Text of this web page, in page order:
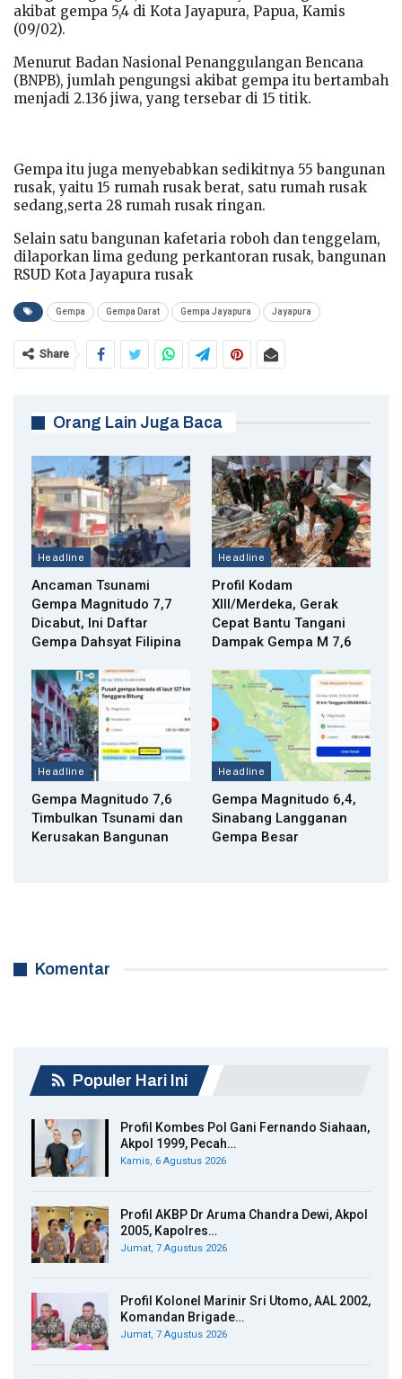
akibat gempa 5,4 di Kota Jayapura, Papua, Kamis
(09/02).
Menurut Badan Nasional Penanggulangan Bencana
(BNPB), jumlah pengungsi akibat gempa itu bertambah
menjadi 2.136 jiwa, yang tersebar di 15 titik.
Gempa itu juga menyebabkan sedikitnya 55 bangunan
rusak, yaitu 15 rumah rusak berat, satu rumah rusak
sedang,serta 28 rumah rusak ringan.
Selain satu bangunan kafetaria roboh dan tenggelam,
dilaporkan lima gedung perkantoran rusak, bangunan
RSUD Kota Jayapura rusak
Gempa Gempa Darat Gempa Jayapura Jayapura
Share
Orang Lain Juga Baca
Headline
Ancaman Tsunami
Gempa Magnitudo 7,7
Dicabut, Ini Daftar
Gempa Dahsyat Filipina
Headline
Profil Kodam
XIII/Merdeka, Gerak
Cepat Bantu Tangani
Dampak Gempa M 7,6
Headline
Gempa Magnitudo 7,6
Timbulkan Tsunami dan
Kerusakan Bangunan
Headline
Gempa Magnitudo 6,4,
Sinabang Langganan
Gempa Besar
Komentar
Populer Hari Ini
Profil Kombes Pol Gani Fernando Siahaan,
Akpol 1999, Pecah…
Kamis, 6 Agustus 2026
Profil AKBP Dr Aruma Chandra Dewi, Akpol
2005, Kapolres…
Jumat, 7 Agustus 2026
Profil Kolonel Marinir Sri Utomo, AAL 2002,
Komandan Brigade…
Jumat, 7 Agustus 2026